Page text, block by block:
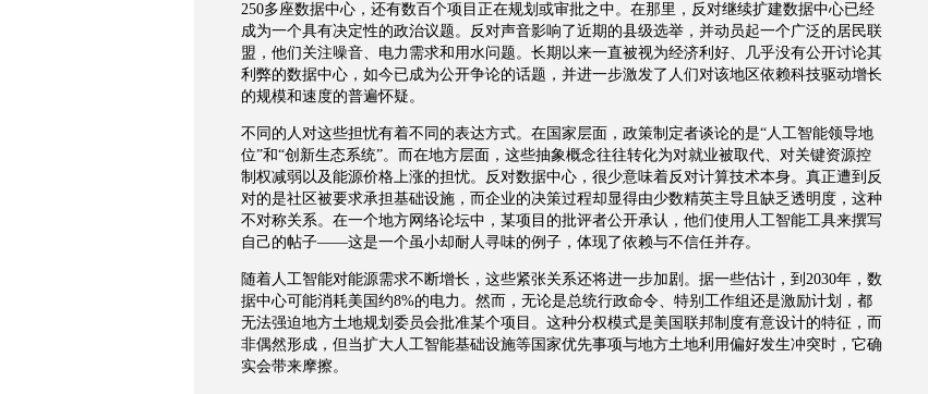
250多座数据中心，还有数百个项目正在规划或审批之中。在那里，反对继续扩建数据中心已经
成为一个具有决定性的政治议题。反对声音影响了近期的县级选举，并动员起一个广泛的居民联
盟，他们关注噪音、电力需求和用水问题。长期以来一直被视为经济利好、几乎没有公开讨论其
利弊的数据中心，如今已成为公开争论的话题，并进一步激发了人们对该地区依赖科技驱动增长
的规模和速度的普遍怀疑。
不同的人对这些担忧有着不同的表达方式。在国家层面，政策制定者谈论的是“人工智能领导地
位”和“创新生态系统”。而在地方层面，这些抽象概念往往转化为对就业被取代、对关键资源控
制权减弱以及能源价格上涨的担忧。反对数据中心，很少意味着反对计算技术本身。真正遭到反
对的是社区被要求承担基础设施，而企业的决策过程却显得由少数精英主导且缺乏透明度，这种
不对称关系。在一个地方网络论坛中，某项目的批评者公开承认，他们使用人工智能工具来撰写
自己的帖子——这是一个虽小却耐人寻味的例子，体现了依赖与不信任并存。
随着人工智能对能源需求不断增长，这些紧张关系还将进一步加剧。据一些估计，到 2030年，数
据中心可能消耗美国约8%的电力。然而，无论是总统行政命令、特别工作组还是激励计划，都
无法强迫地方土地规划委员会批准某个项目。这种分权模式是美国联邦制度有意设计的特征，而
非偶然形成，但当扩大人工智能基础设施等国家优先事项与地方土地利用偏好发生冲突时，它确
实会带来摩擦。